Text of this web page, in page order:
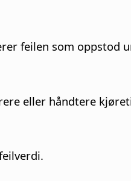
feilen som oppstod
eller håndtere